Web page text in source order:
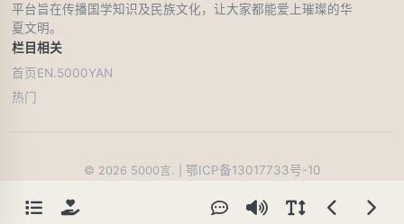
平台旨在传播国学知识及民族文化，让大家都能爱上璀璨的华
夏文明。
栏目
首页
热门
相关
EN.5000YAN
© 2026 5000言. | 鄂ICP备13017733号-10
人在线阅读